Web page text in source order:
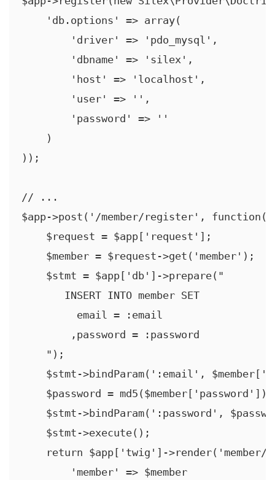
    'db.options' => array(
        'driver' => 'pdo_mysql',
        'dbname' => 'silex',
        'host' => 'localhost',
        'user' => '',
        'password' => ''
    )
));
// ...
$app->post('/member/register', function()
    $request = $app['request'];
    $member = $request->get('member');
    $stmt = $app['db']->prepare("
       INSERT INTO member SET
         email = :email
        ,password = :password
    ");
$stmt->bindParam(':email',
    $password = md5($member['password']);
$stmt->bindParam(':password',
    $stmt->execute();
return $app['twig']->render('member/
        'member' => $member